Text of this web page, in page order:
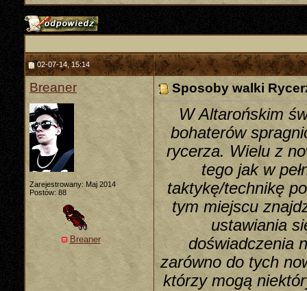
02-07-14, 15:14
Breaner
Zarejestrowany: Maj 2014
Postów: 88
Breaner
Sposoby walki
W Altarońskim
bohaterów
rycerza. Wielu z
tego jak w
taktykę/technikę
tym miejscu
ustawiania
doświadczenia
zarówno do tych
którzy mogą